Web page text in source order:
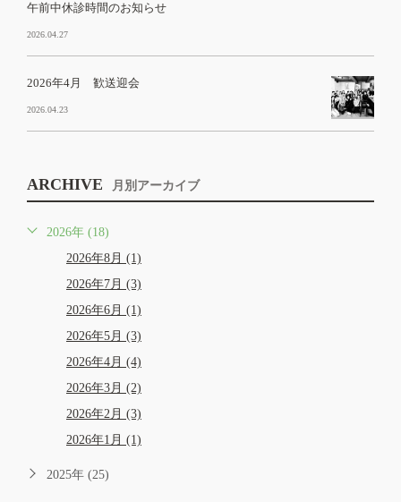
午前中休診時間のお知らせ
2026.04.27
2026年4月 歓送迎会
2026.04.23
ARCHIVE 月別アーカイブ
2026年 (18)
2026年8月 (1)
2026年7月 (3)
2026年6月 (1)
2026年5月 (3)
2026年4月 (4)
2026年3月 (2)
2026年2月 (3)
2026年1月 (1)
2025年 (25)